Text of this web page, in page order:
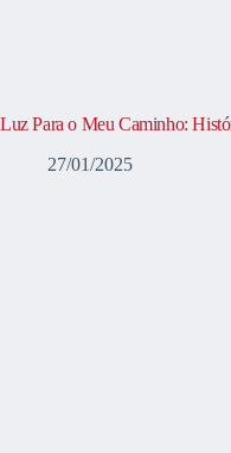
Luz Para o Meu Caminho:
27/01/2025